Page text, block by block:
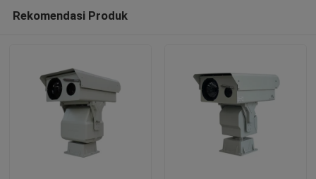
Rekomendasi Produk